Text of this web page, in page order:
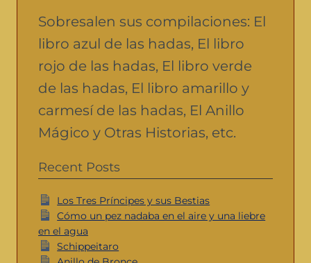
Sobresalen sus compilaciones: El
libro azul de las hadas, El libro
rojo de las hadas, El libro verde
de las hadas, El libro amarillo y
carmesí de las hadas, El Anillo
Mágico y Otras Historias, etc.
Recent Posts
Los Tres Príncipes y sus Bestias
Cómo un pez nadaba en el aire y una liebre
en el agua
Schippeitaro